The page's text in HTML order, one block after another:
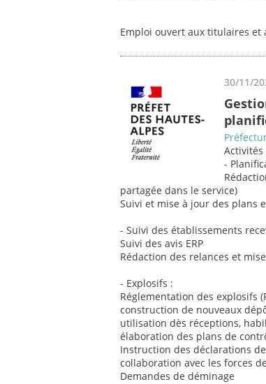
Emploi ouvert aux titulaires et
30/11/
-
partagée dans le service)
Suivi et mise à jour des plans
- Suivi des établissements
Suivi des avis ERP
Rédaction des relances et
- Explosifs :
Réglementation des explosifs
construction de nouveaux
utilisation dès réceptions,
élaboration des plans de
Instruction des déclarations
collaboration avec les forces
Demandes de déminage